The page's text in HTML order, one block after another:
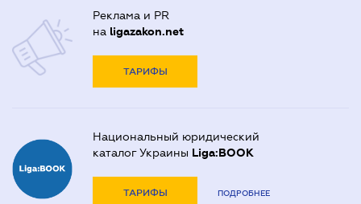
Реклама и PR
на ligazakon.net
ТАРИФЫ
Национальный юридический
каталог Украины Liga:BOOK
ТАРИФЫ ПОДРОБНЕЕ